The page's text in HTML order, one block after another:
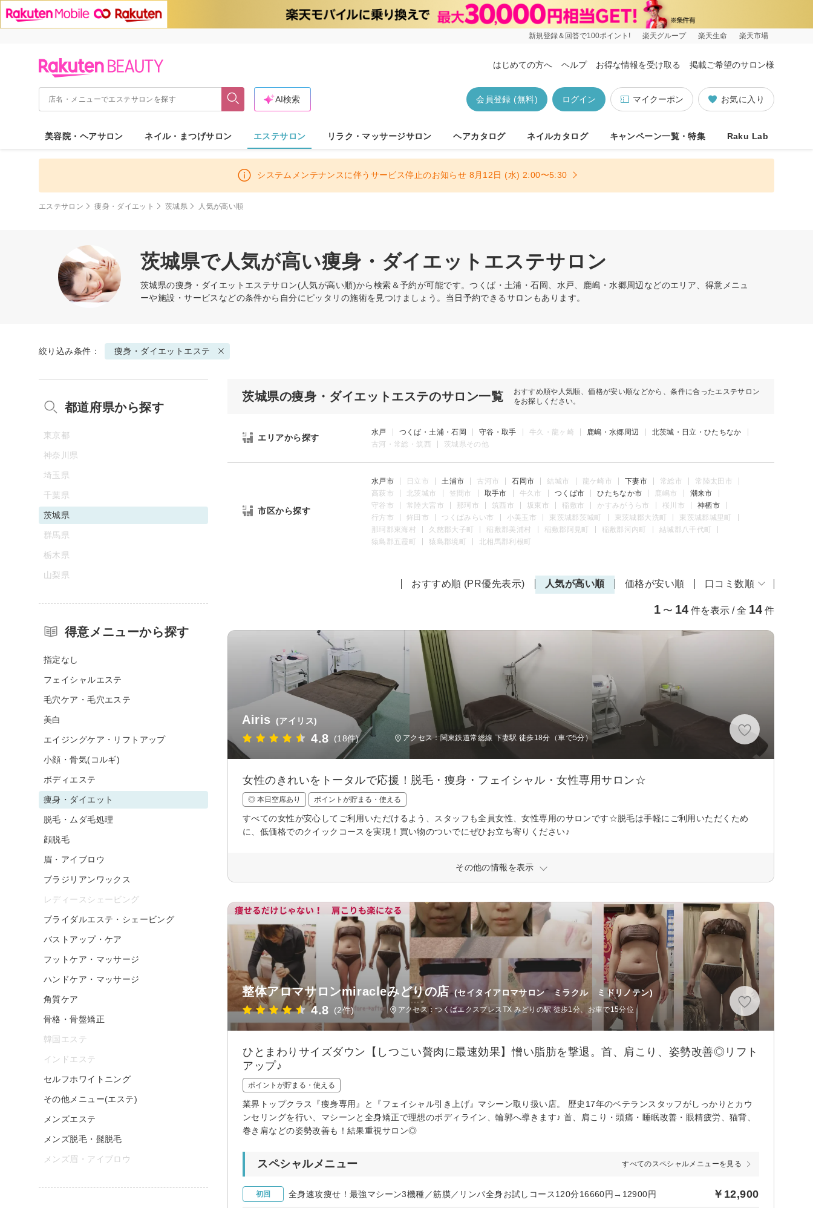
新規登録＆回答で100ポイント! 楽天グループ 楽天生命 楽天市場
はじめての方へ ヘルプ お得な情報を受け取る 掲載ご希望のサロン様
お気に入り
マイクーポン
ログイン
会員登録 (無料)
AI検索
美容院・ヘアサロン ネイル・まつげサロン エステサロン リラク・マッサージサロン ヘアカタログ ネイルカタログ キャンペーン一覧・特集 Raku Lab
システムメンテナンスに伴うサービス停止のお知らせ 8月12日 (水) 2:00〜5:30
エステサロン 痩身・ダイエット 茨城県 人気が高い順
茨城県で人気が高い痩身・ダイエットエステサロン
茨城県の痩身・ダイエットエステサロン(人気が高い順)から検索＆予約が可能です。つくば・土浦・石岡、水戸、鹿嶋・水郷周辺などのエリア、得意メニュ
ーや施設・サービスなどの条件から自分にピッタリの施術を見つけましょう。当日予約できるサロンもあります。
絞り込み条件： 痩身・ダイエットエステ
茨城県の痩身・ダイエットエステのサロン一覧
おすすめ順や人気順、価格が安い順などから、条件に合ったエステサロン
をお探しください。
エリアから探す
水戸 つくば・土浦・石岡 守谷・取手 牛久・龍ヶ崎 鹿嶋・水郷周辺
北茨城・日立・ひたちなか
古河・常総・筑西
茨城県その他
市区から探す
水戸市 日立市 土浦市 古河市 石岡市 結城市 龍ケ崎市 下妻市 常総市
常陸太田市
高萩市
北茨城市 笠間市 取手市 牛久市 つくば市 ひたちなか市 鹿嶋市
潮来市
守谷市
常陸大宮市 那珂市 筑西市 坂東市 稲敷市 かすみがうら市 桜川市
神栖市
行方市
鉾田市 つくばみらい市 小美玉市 東茨城郡茨城町 東茨城郡大洗町
東茨城郡城里町
那珂郡東海村
久慈郡大子町 稲敷郡美浦村 稲敷郡阿見町 稲敷郡河内町
結城郡八千代町
猿島郡五霞町
猿島郡境町 北相馬郡利根町
おすすめ順 (PR優先表示) 人気が高い順 価格が安い順 口コミ数順
1 〜 14 件を表示 / 全 14 件
Airis (アイリス)
4.8 (18件) アクセス：関東鉄道常総線 下妻駅 徒歩18分（車で5分）
女性のきれいをトータルで応援！脱毛・痩身・フェイシャル・女性専用サロン☆
◎ 本日空席あり ポイントが貯まる・使える
すべての女性が安心してご利用いただけるよう、スタッフも全員女性、女性専用のサロンです☆脱毛は手軽にご利用いただくため
に、低価格でのクイックコースを実現！買い物のついでにぜひお立ち寄りください♪
その他の情報を表示
整体アロマサロンmiracleみどりの店 (セイタイアロマサロン ミラクル ミドリノテン)
4.8 (2件) アクセス：つくばエクスプレスTX みどりの駅 徒歩1分、お車で15分位
ひとまわりサイズダウン【しつこい贅肉に最速効果】憎い脂肪を撃退。首、肩こり、姿勢改善◎リフト
アップ♪
ポイントが貯まる・使える
業界トップクラス『痩身専用』と『フェイシャル引き上げ』マシーン取り扱い店。 歴史17年のベテランスタッフがしっかりとカウ
ンセリングを行い、マシーンと全身矯正で理想のボディライン、輪郭へ導きます♪ 首、肩こり・頭痛・睡眠改善・眼精疲労、猫背、
巻き肩などの姿勢改善も！結果重視サロン◎
スペシャルメニュー すべてのスペシャルメニューを見る
初回 全身速攻痩せ！最強マシーン3機種／筋膜／リンパ全身お試しコース120分16660円→12900円 ￥12,900
都道府県から探す
東京都
神奈川県
埼玉県
千葉県
茨城県
群馬県
栃木県
山梨県
得意メニューから探す
指定なし
フェイシャルエステ
毛穴ケア・毛穴エステ
美白
エイジングケア・リフトアップ
小顔・骨気(コルギ)
ボディエステ
痩身・ダイエット
脱毛・ムダ毛処理
顔脱毛
眉・アイブロウ
ブラジリアンワックス
レディースシェービング
ブライダルエステ・シェービング
バストアップ・ケア
フットケア・マッサージ
ハンドケア・マッサージ
角質ケア
骨格・骨盤矯正
韓国エステ
インドエステ
セルフホワイトニング
その他メニュー(エステ)
メンズエステ
メンズ脱毛・髭脱毛
メンズ眉・アイブロウ